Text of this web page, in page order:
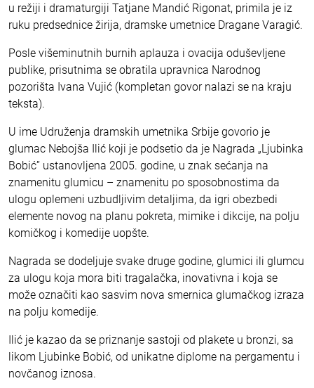
u režiji i dramaturgiji Tatjane Mandić Rigonat, primila je iz
ruku predsednice žirija, dramske umetnice Dragane Varagić.
Posle višeminutnih burnih aplauza i ovacija oduševljene
publike, prisutnima se obratila upravnica Narodnog
pozorišta Ivana Vujić (kompletan govor nalazi se na kraju
teksta).
U ime Udruženja dramskih umetnika Srbije govorio je
glumac Nebojša Ilić koji je podsetio da je Nagrada „Ljubinka
Bobić” ustanovljena 2005. godine, u znak sećanja na
znamenitu glumicu – znamenitu po sposobnostima da
ulogu oplemeni uzbudljivim detaljima, da igri obezbedi
elemente novog na planu pokreta, mimike i dikcije, na polju
komičkog i komedije uopšte.
Nagrada se dodeljuje svake druge godine, glumici ili glumcu
za ulogu koja mora biti tragalačka, inovativna i koja se
može označiti kao sasvim nova smernica glumačkog izraza
na polju komedije.
Ilić je kazao da se priznanje sastoji od plakete u bronzi, sa
likom Ljubinke Bobić, od unikatne diplome na pergamentu i
novčanog iznosa.